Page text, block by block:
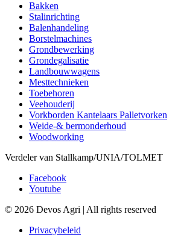
Bakken
Stalinrichting
Balenhandeling
Borstelmachines
Grondbewerking
Grondegalisatie
Landbouwwagens
Mesttechnieken
Toebehoren
Veehouderij
Vorkborden Kantelaars Palletvorken
Weide-& bermonderhoud
Woodworking
Verdeler van Stallkamp/UNIA/TOLMET
Facebook
Youtube
© 2026 Devos Agri | All rights reserved
Privacybeleid